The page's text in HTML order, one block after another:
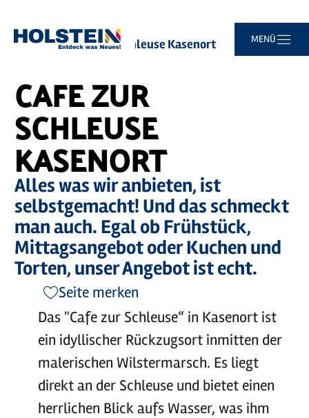
Hauptinhalt
Suche
Navigation
Footer
MENÜ
Sie
Startseite Cafe zur Schleuse Kasenort
CAFE ZUR
SCHLEUSE
KASENORT
Alles was wir anbieten, ist
selbstgemacht! Und das schmeckt
man auch. Egal ob Frühstück,
Mittagsangebot oder Kuchen und
Torten, unser Angebot ist echt.
Seite merken
Das "Cafe zur Schleuse“ in Kasenort ist
ein idyllischer Rückzugsort inmitten der
malerischen Wilstermarsch. Es liegt
direkt an der Schleuse und bietet einen
herrlichen Blick aufs Wasser, was ihm